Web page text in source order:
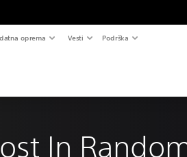
oprema Vesti Podrška
In